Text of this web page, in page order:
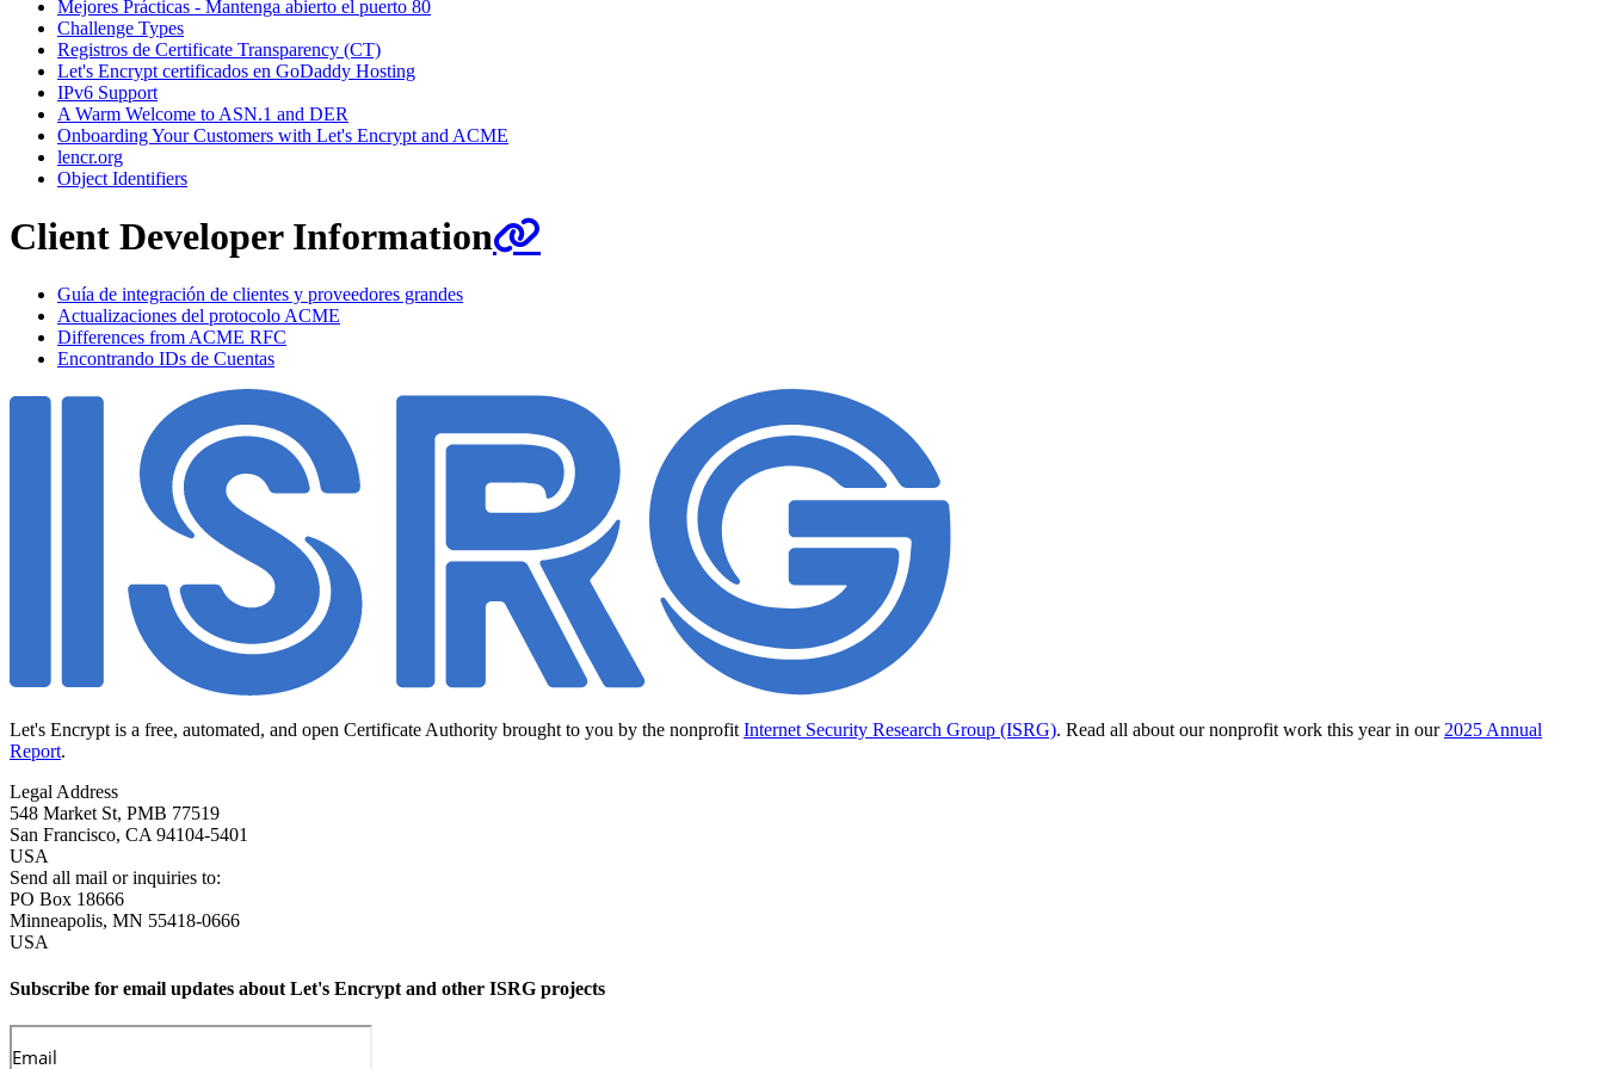
Mejores Prácticas - Mantenga abierto el puerto 80
Challenge Types
Registros de Certificate Transparency (CT)
Let's Encrypt certificados en GoDaddy Hosting
IPv6 Support
A Warm Welcome to ASN.1 and DER
Onboarding Your Customers with Let's Encrypt and ACME
lencr.org
Object Identifiers
Client Developer Information
Guía de integración de clientes y proveedores grandes
Actualizaciones del protocolo ACME
Differences from ACME RFC
Encontrando IDs de Cuentas
Let's Encrypt is a free, automated, and open Certificate Authority brought to you by the nonprofit Internet Security Research Group (ISRG). Read all about our nonprofit work this year in our 2025 Annual
Report.
Legal Address
548 Market St, PMB 77519
San Francisco, CA 94104-5401
USA
Send all mail or inquiries to:
PO Box 18666
Minneapolis, MN 55418-0666
USA
Subscribe for email updates about Let's Encrypt and other ISRG projects